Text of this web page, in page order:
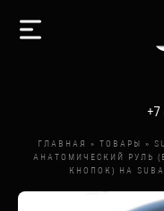
+7
ГЛАВНАЯ » ТОВАРЫ »
АНАТОМИЧЕСКИЙ РУЛЬ
КНОПОК) НА